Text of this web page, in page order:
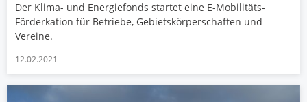
Der Klima- und Energiefonds startet eine E-Mobilitäts-
Förderkation für Betriebe, Gebietskörperschaften und
Vereine.
12.02.2021